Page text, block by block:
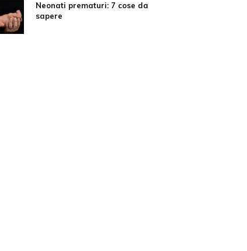
Neonati prematuri: 7 cose da
sapere